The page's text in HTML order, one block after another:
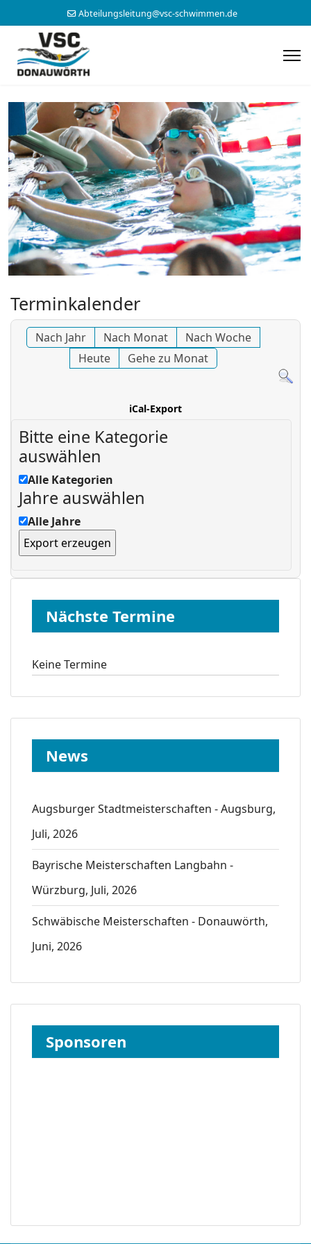
Abteilungsleitung@vsc-schwimmen.de
Terminkalender
Nach Jahr Nach Monat
Nach Woche
Heute
Gehe zu Monat
iCal-Export
Bitte eine Kategorie
auswählen
Alle Kategorien
Jahre auswählen
Alle Jahre
Nächste Termine
Keine Termine
News
Augsburger Stadtmeisterschaften - Augsburg,
Juli, 2026
Bayrische Meisterschaften Langbahn -
Würzburg, Juli, 2026
Schwäbische Meisterschaften - Donauwörth,
Juni, 2026
Sponsoren